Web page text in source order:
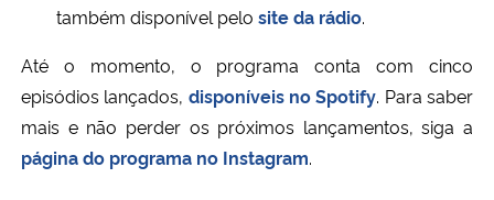
também disponível pelo site da rádio.
Até o momento, o programa conta com cinco
episódios lançados, disponíveis no Spotify. Para saber
mais e não perder os próximos lançamentos, siga a
página do programa no Instagram.